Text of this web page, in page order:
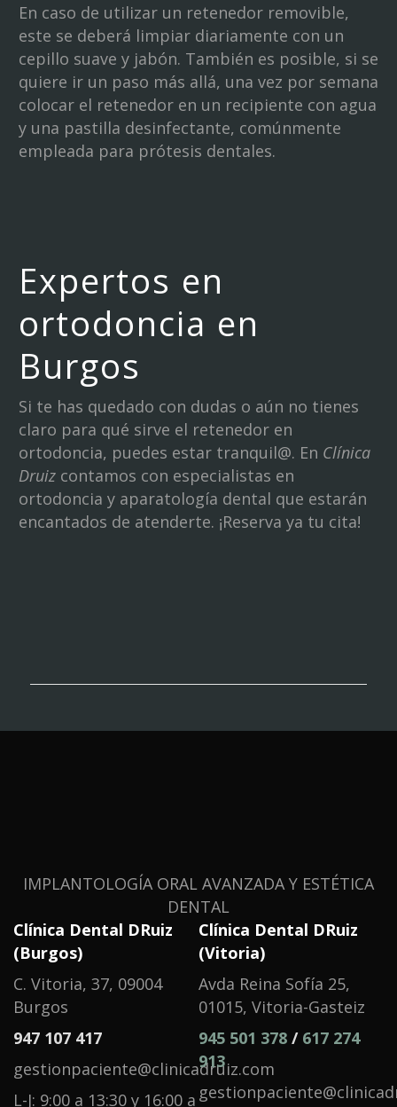
En caso de utilizar un retenedor removible,
este se deberá limpiar diariamente con un
cepillo suave y jabón. También es posible, si se
quiere ir un paso más allá, una vez por semana
colocar el retenedor en un recipiente con agua
y una pastilla desinfectante, comúnmente
empleada para prótesis dentales.
Expertos en
ortodoncia en
Burgos
Si te has quedado con dudas o aún no tienes
claro para qué sirve el retenedor en
ortodoncia, puedes estar tranquil@. En Clínica
Druizcontamos con especialistas en
ortodoncia y aparatología dental que estarán
encantados de atenderte. ¡Reserva ya tu cita!
IMPLANTOLOGÍA ORAL AVANZADA Y ESTÉTICA
DENTAL
Clínica Dental DRuiz
(Burgos)
C. Vitoria, 37, 09004
Burgos
947 107 417
gestionpaciente@clinicadruiz.com
L-J: 9:00 a 13:30 y 16:00 a
Clínica Dental DRuiz
(Vitoria)
Avda Reina Sofía 25,
01015, Vitoria-Gasteiz
945 501 378 / 617 274
913